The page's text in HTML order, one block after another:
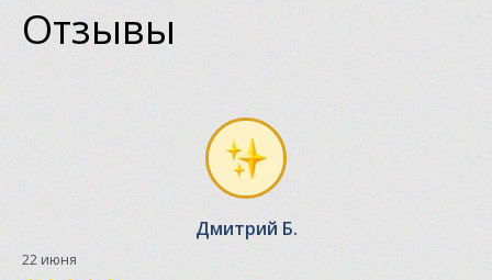
Отзывы
Дмитрий Б.
22 июня